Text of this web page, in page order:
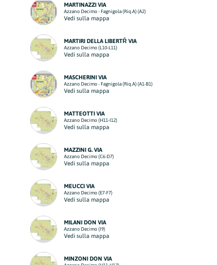
MARTINAZZI VIA
Azzano Decimo - Fagnigola (Riq.A) (A2)
Vedi sulla mappa
MARTIRI DELLA LIBERTŔ VIA
Azzano Decimo (L10-L11)
Vedi sulla mappa
MASCHERINI VIA
Azzano Decimo - Fagnigola (Riq.A) (A1-B1)
Vedi sulla mappa
MATTEOTTI VIA
Azzano Decimo (H11-I12)
Vedi sulla mappa
MAZZINI G. VIA
Azzano Decimo (C6-D7)
Vedi sulla mappa
MEUCCI VIA
Azzano Decimo (E7-F7)
Vedi sulla mappa
MILANI DON VIA
Azzano Decimo (I9)
Vedi sulla mappa
MINZONI DON VIA